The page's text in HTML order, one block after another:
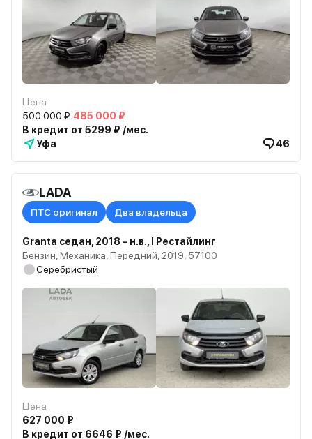
Цена
500 000 ₽ 485 000 ₽
В кредит от 5299 ₽ /мес.
Уфа
46
LADA
ПТС оригинал Два владельца
Granta седан, 2018 – н.в., I Рестайлинг
Бензин, Механика, Передний, 2019, 57100
Серебристый
Цена
627 000 ₽
В кредит от 6646 ₽ /мес.